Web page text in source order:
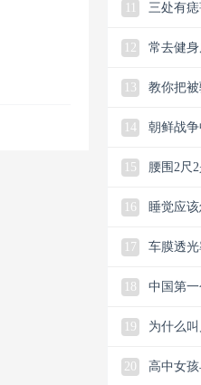
三处有
12
常去健
13
教你把
14
朝鲜战
15
腰围2尺
16 睡觉应
17 车膜透
18
中国第
19
为什么
20
高中女